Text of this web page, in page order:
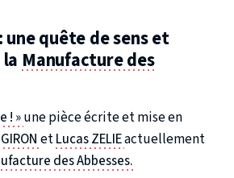
: une quête de sens et
Manufacture des
! »une pièce écrite et mise en
etLucas ZELIEactuellement
des Abbesses.